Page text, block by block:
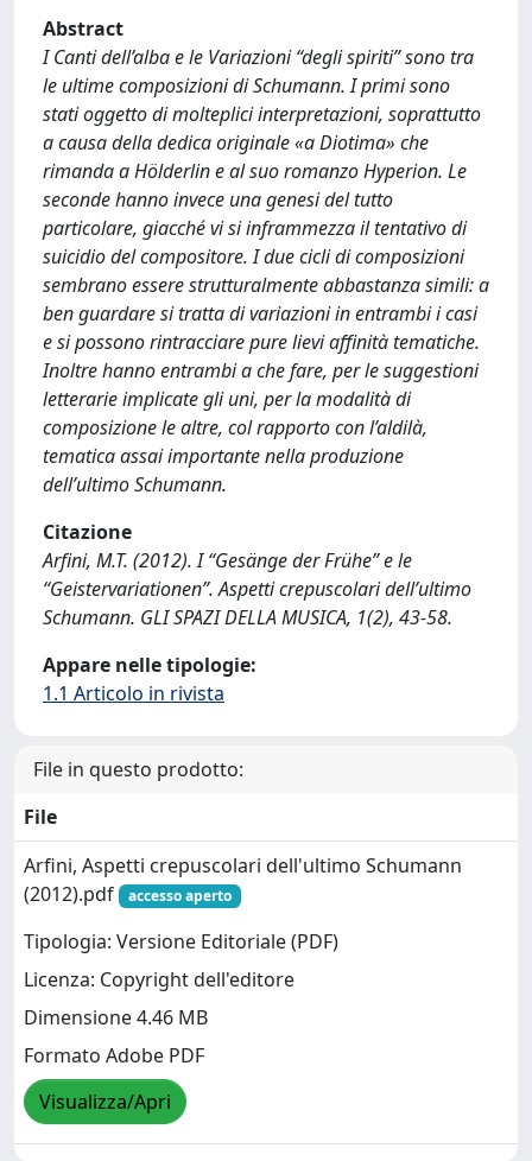
Abstract
I Canti dell’alba e le Variazioni “degli spiriti” sono tra
le ultime composizioni di Schumann. I primi sono
stati oggetto di molteplici interpretazioni, soprattutto
a causa della dedica originale «a Diotima» che
rimanda a Hölderlin e al suo romanzo Hyperion. Le
seconde hanno invece una genesi del tutto
particolare, giacché vi si inframmezza il tentativo di
suicidio del compositore. I due cicli di composizioni
sembrano essere strutturalmente abbastanza simili: a
ben guardare si tratta di variazioni in entrambi i casi
e si possono rintracciare pure lievi affinità tematiche.
Inoltre hanno entrambi a che fare, per le suggestioni
letterarie implicate gli uni, per la modalità di
composizione le altre, col rapporto con l’aldilà,
tematica assai importante nella produzione
dell’ultimo Schumann.
Citazione
Arfini, M.T. (2012). I “Gesänge der Frühe” e le
“Geistervariationen”. Aspetti crepuscolari dell’ultimo
Schumann. GLI SPAZI DELLA MUSICA, 1(2), 43-58.
Appare nelle tipologie:
1.1 Articolo in rivista
File in questo prodotto:
File
Arfini, Aspetti crepuscolari dell'ultimo Schumann
(2012).pdf
accesso aperto
Tipologia: Versione Editoriale (PDF)
Licenza: Copyright dell'editore
Dimensione 4.46 MB
Formato Adobe PDF
Visualizza/Apri